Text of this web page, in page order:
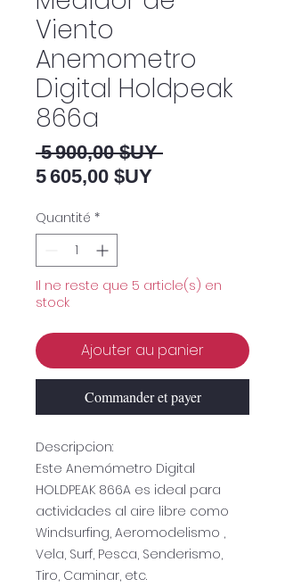
Viento
Anemometro
Digital Holdpeak
866a
5 900,00 $UY Prix original
5 605,00 $UY
Quantité *
Il ne reste que 5 article(s) en
stock
Ajouter au panier
Commander et payer
Descripcion:
Este Anemómetro Digital
HOLDPEAK 866A es ideal para
actividades al aire libre como
Windsurfing, Aeromodelismo ,
Vela, Surf, Pesca, Senderismo,
Tiro, Caminar, etc.